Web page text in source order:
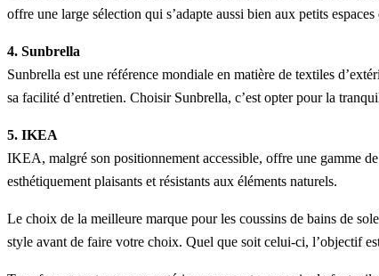
offre une large sélection qui s’adapte aussi bien aux petits
4. Sunbrella
Sunbrella est une référence mondiale en matière de textiles
sa facilité d’entretien. Choisir Sunbrella, c’est opter pour la
5. IKEA
IKEA, malgré son positionnement accessible, offre une gamme
esthétiquement plaisants et résistants aux éléments naturels.
Le choix de la meilleure marque pour les coussins de bains de
style avant de faire votre choix. Quel que soit celui-ci, l’objectif